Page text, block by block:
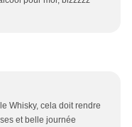
Whisky, cela doit rendre
et belle journée